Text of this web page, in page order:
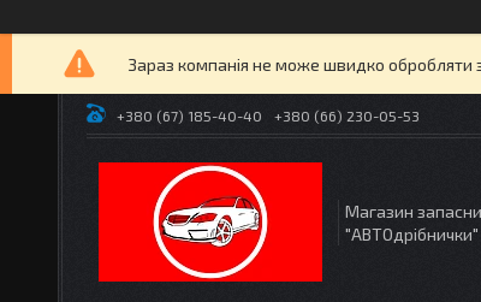
Зараз компанія не може швидко обробляти
+380 (67) 185-40-40 +380 (66) 230-05-53
Магазин
"АВТОдрібнички"